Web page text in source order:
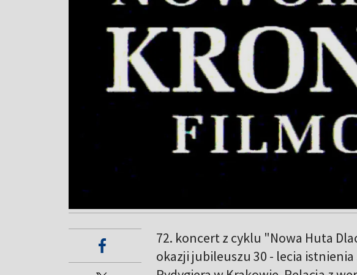
72. koncert z cyklu "Nowa Huta
okazji jubileuszu 30 - lecia